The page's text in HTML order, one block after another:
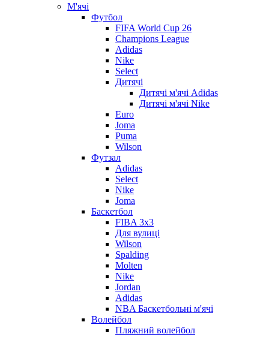
М'ячі
Футбол
FIFA World Cup 26
Champions League
Adidas
Nike
Select
Дитячі
Дитячі м'ячі Adidas
Дитячі м'ячі Nike
Euro
Joma
Puma
Wilson
Футзал
Adidas
Select
Nike
Joma
Баскетбол
FIBA 3x3
Для вулиці
Wilson
Spalding
Molten
Nike
Jordan
Adidas
NBA Баскетбольні м'ячі
Волейбол
Пляжний волейбол